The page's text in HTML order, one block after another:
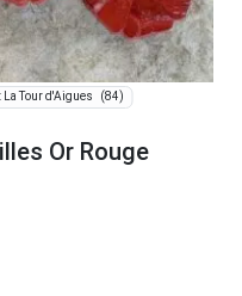
La Tour d'Aigues (84)
Or Rouge